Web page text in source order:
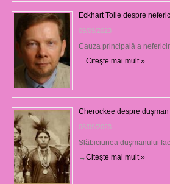
Eckhart Tolle despre
09/09/2023
Cauza principală a
Citeşte mai mult »
Cherockee despre duşman
08/09/2023
Slăbiciunea duşmanului
→Citeşte mai mult »